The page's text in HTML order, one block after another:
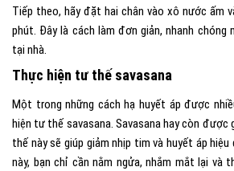
Tiếp theo, hãy đặt hai chân vào xô nước ấm
phút. Đây là cách làm đơn giản, nhanh chóng
tại nhà.
Thực hiện tư thế savasana
Một trong những cách hạ huyết áp được
hiện tư thế savasana. Savasana hay còn
thế này sẽ giúp giảm nhịp tim và huyết áp
này, bạn chỉ cần nằm ngửa, nhắm mắt lại và